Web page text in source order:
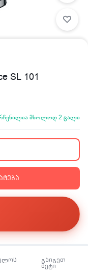
SL 101
მხოლოდ 2 ცალი
გაიგეთ
მეტი